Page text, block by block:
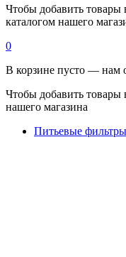
Чтобы добавить товары
каталогом нашего
0
В корзине пусто — нам
Чтобы добавить товары
нашего магазина
Питьевые фильтры